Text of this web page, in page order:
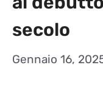
secolo
Gennaio 16,